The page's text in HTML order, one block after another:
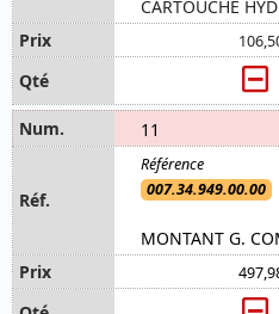
CARTOUCHE
11
007.34.949.00.00
MONTANT G.